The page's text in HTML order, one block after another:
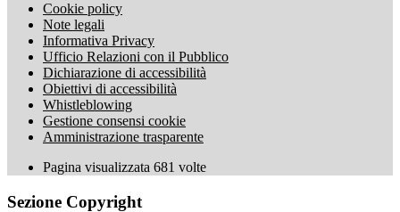
Cookie policy
Note legali
Informativa Privacy
Ufficio Relazioni con il Pubblico
Dichiarazione di accessibilità
Obiettivi di accessibilità
Whistleblowing
Gestione consensi cookie
Amministrazione trasparente
Pagina visualizzata 681 volte
Sezione Copyright